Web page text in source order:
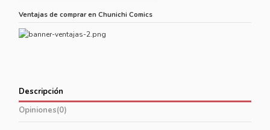
Ventajas de comprar en Chunichi Comics
Descripción
Opiniones(0)